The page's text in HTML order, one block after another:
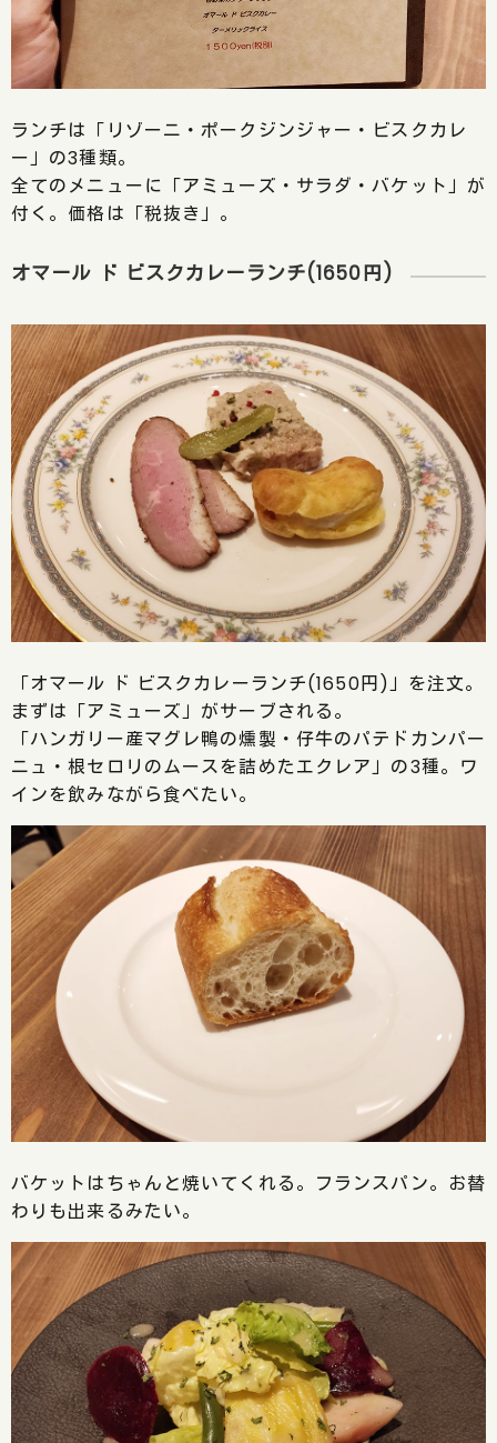
ランチは「リゾーニ・ポークジンジャー・ビスクカレ
ー」の3種類。
全てのメニューに「アミューズ・サラダ・バケット」が
付く。価格は「税抜き」。
オマール ド ビスクカレーランチ(1650円)
「オマール ド ビスクカレーランチ(1650円)」を注文。
まずは「アミューズ」がサーブされる。
「ハンガリー産マグレ鴨の燻製・仔牛のパテドカンパー
ニュ・根セロリのムースを詰めたエクレア」の3種。ワ
インを飲みながら食べたい。
バケットはちゃんと焼いてくれる。フランスパン。お替
わりも出来るみたい。